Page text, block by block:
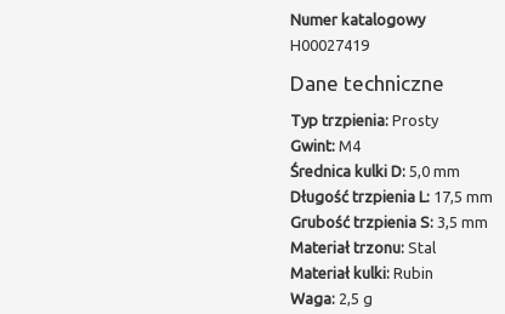
Numer katalogowy
H00027419
Dane techniczne
Typ trzpienia:Prosty
Gwint:M4
Średnica kulki D:5,0 mm
Długość trzpienia L:17,5 mm
Grubość trzpienia S:3,5 mm
Materiał trzonu:Stal
Materiał kulki:Rubin
Waga:2,5 g